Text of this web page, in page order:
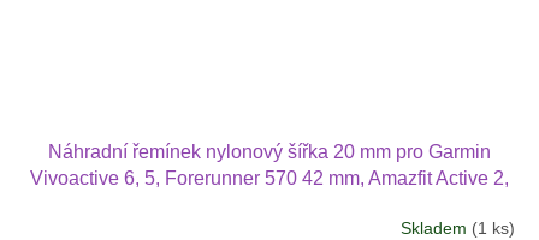
Náhradní řemínek nylonový šířka 20 mm pro Garmin
Vivoactive 6, 5, Forerunner 570 42 mm, Amazfit Active 2,
Skladem (1 ks)